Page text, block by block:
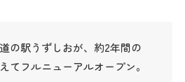
の駅うずしおが、約2年間の
てフルニューアルオープン。